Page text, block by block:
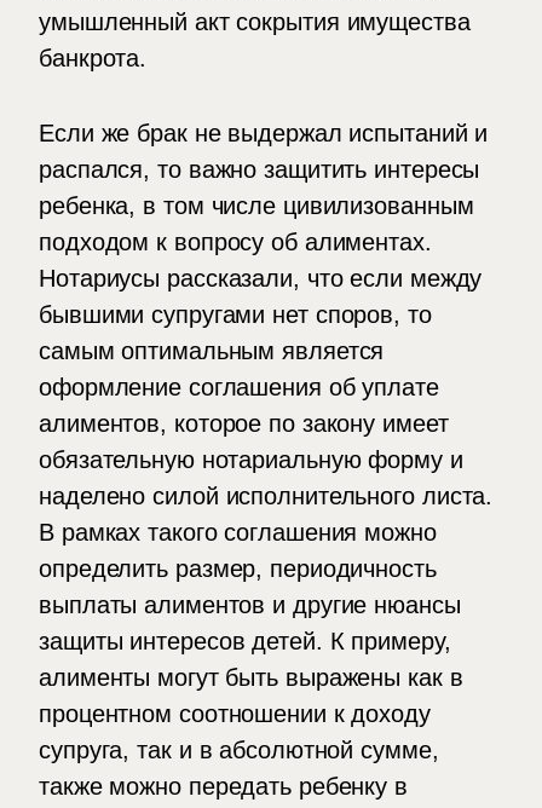
умышленный акт сокрытия имущества
банкрота.
Если же брак не выдержал испытаний и
распался, то важно защитить интересы
ребенка, в том числе цивилизованным
подходом к вопросу об алиментах.
Нотариусы рассказали, что если между
бывшими супругами нет споров, то
самым оптимальным является
оформление соглашения об уплате
алиментов, которое по закону имеет
обязательную нотариальную форму и
наделено силой исполнительного листа.
В рамках такого соглашения можно
определить размер, периодичность
выплаты алиментов и другие нюансы
защиты интересов детей. К примеру,
алименты могут быть выражены как в
процентном соотношении к доходу
супруга, так и в абсолютной сумме,
также можно передать ребенку в